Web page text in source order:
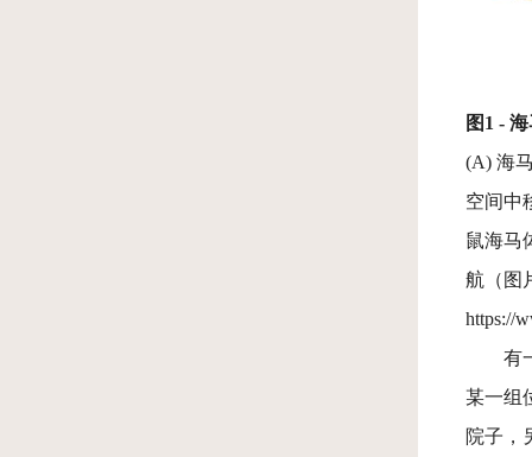
图1 -
(A) 海
空间中
鼠海马
航（图
https://
有
某一组
院子，